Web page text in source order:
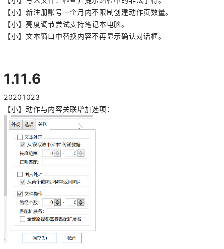
【小】新注册账号一个月内不限制创建动作页数量。
【小】亮度调节尝试支持笔记本电脑。
【小】文本窗口中替换内容不再显示确认对话框。
1.11.6
20201023
【小】动作与内容关联增加选项：